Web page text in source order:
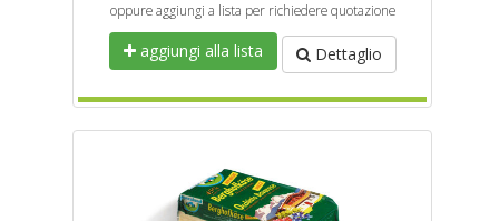
oppure aggiungi a lista per richiedere quotazione
aggiungi alla lista Dettaglio